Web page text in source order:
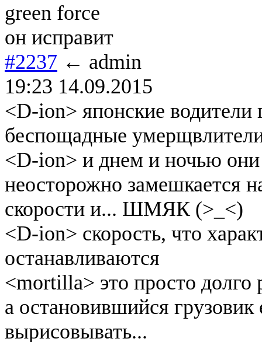
green force
он исправит
#2237 ← admin
19:23 14.09.2015
<D-ion> японские водители
беспощадные
<D-ion> и днем и ночью они
неосторожно замешкается
скорости и... ШМЯК (>_<)
<D-ion> скорость, что
останавливаются
<mortilla> это просто долго
а остановившийся
вырисовывать...